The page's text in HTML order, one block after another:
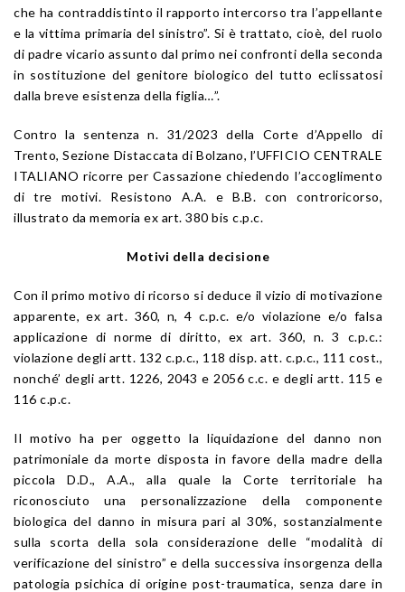
che ha contraddistinto il rapporto intercorso tra l’appellante
e la vittima primaria del sinistro”. Si è trattato, cioè, del ruolo
di padre vicario assunto dal primo nei confronti della seconda
in sostituzione del genitore biologico del tutto eclissatosi
dalla breve esistenza della figlia…”.
Contro la sentenza n. 31/2023 della Corte d’Appello di
Trento, Sezione Distaccata di Bolzano, l’UFFICIO CENTRALE
ITALIANO ricorre per Cassazione chiedendo l’accoglimento
di tre motivi. Resistono A.A. e B.B. con controricorso,
illustrato da memoria ex art. 380 bis c.p.c.
Motivi della decisione
Con il primo motivo di ricorso si deduce il vizio di motivazione
apparente, exart. 360, n, 4 c.p.c. e/o violazione e/o falsa
applicazione di norme di diritto, exart. 360, n. 3 c.p.c.:
violazione degli artt. 132 c.p.c., 118 disp. att. c.p.c., 111 cost.,
nonché’ degli artt. 1226, 2043 e 2056 c.c. e degli artt. 115 e
116 c.p.c.
Il motivo ha per oggetto la liquidazione del danno non
patrimoniale da morte disposta in favore della madre della
piccola D.D., A.A., alla quale la Corte territoriale ha
riconosciuto una personalizzazione della componente
biologica del danno in misura pari al 30%, sostanzialmente
sulla scorta della sola considerazione delle “modalità di
verificazione del sinistro” e della successiva insorgenza della
patologia psichica di origine post-traumatica, senza dare in